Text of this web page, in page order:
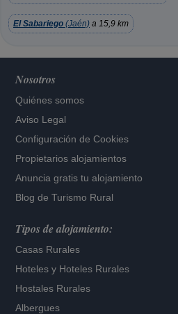
El Sabariego (Jaén) a 15,9 km
Nosotros
Quiénes somos
Aviso Legal
Configuración de Cookies
Propietarios alojamientos
Anuncia gratis tu alojamiento
Blog de Turismo Rural
Tipos de alojamiento:
Casas Rurales
Hoteles y Hoteles Rurales
Hostales Rurales
Albergues